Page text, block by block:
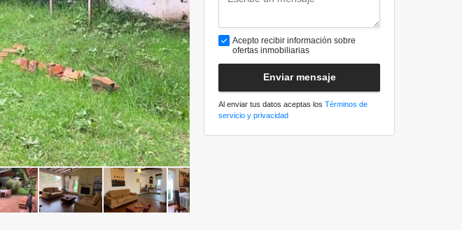
Acepto recibir información sobre
ofertas inmobiliarias
Enviar mensaje
Al enviar tus datos aceptas los Términos de
servicio y privacidad